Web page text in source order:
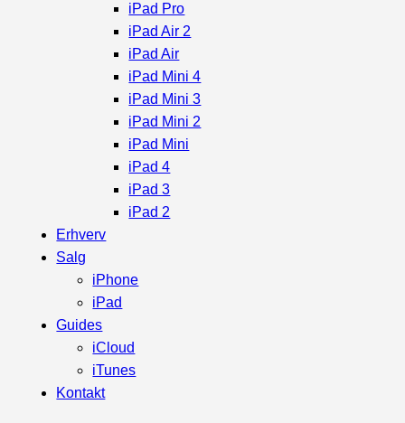
iPad Pro
iPad Air 2
iPad Air
iPad Mini 4
iPad Mini 3
iPad Mini 2
iPad Mini
iPad 4
iPad 3
iPad 2
Erhverv
Salg
iPhone
iPad
Guides
iCloud
iTunes
Kontakt